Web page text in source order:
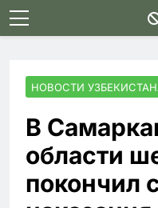
Skip
to
НОВОСТИ
В
области
покончил